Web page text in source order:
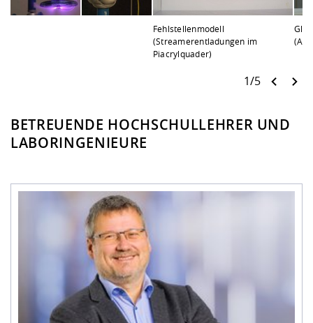
Fehlstellenmodell
(Streamerentladungen im
Piacrylquader)
(AC)
1/5
BETREUENDE HOCHSCHULLEHRER UND
LABORINGENIEURE